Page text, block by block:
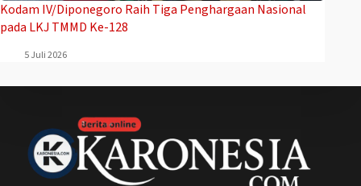
Kodam IV/Diponegoro Raih Tiga Penghargaan Nasional
pada LKJ TMMD Ke-128
5 Juli 2026